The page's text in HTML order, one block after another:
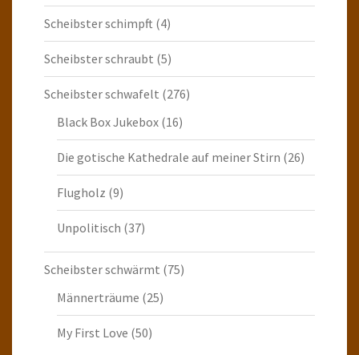
Scheibster schimpft (4)
Scheibster schraubt (5)
Scheibster schwafelt (276)
Black Box Jukebox (16)
Die gotische Kathedrale auf meiner Stirn (26)
Flugholz (9)
Unpolitisch (37)
Scheibster schwärmt (75)
Männerträume (25)
My First Love (50)